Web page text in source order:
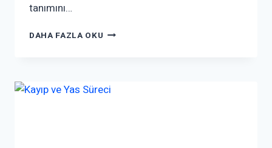
tanımını…
DAHA FAZLA OKU